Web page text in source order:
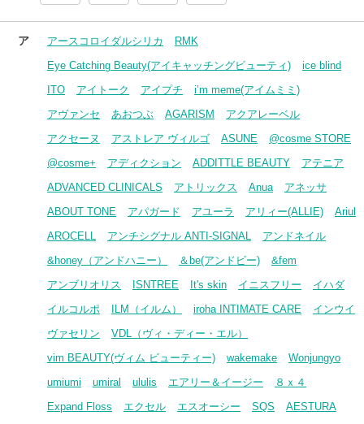
ア アースコロイダルシリカ
RMK
Eye Catching Beauty(アイキャッチングビューティ)
ice blind
ITO
アイトーク アイプチ
i’m meme(アイムミミ)
アヴァンセ
あおつぶ AGARISM
アクアレーベル
アクセーヌ
アストレア ヴィルゴ ASUNE
@cosme STORE
@cosme+
アディクション ADDITTLE BEAUTY
アテニア
ADVANCED CLINICALS
アトリックス Anua
アネッサ
ABOUT TONE
アパガード アユーラ アリィー(ALLIE)
Ariul
AROCELL
アンチシグナル ANTI-SIGNAL
アンドネイル
&honey（アンドハニー）
＆be(アンドビー)
&fem
アンブリオリス
ISNTREE It's skin イニスフリー
イハダ
イルコルポ
ILM（イルム） iroha INTIMATE CARE
インウイ
ヴァセリン
VDL（ヴィ・ディー・エル）
vim BEAUTY(ヴィム ビューティー)
wakemake
Wonjungyo
umiumi
umiral ululis エアリー＆イージー
８ｘ４
Expand Floss
エクセル エスオーシー SQS
AESTURA